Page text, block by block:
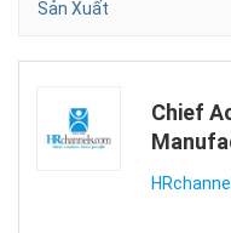
Sản Xuất
Chief